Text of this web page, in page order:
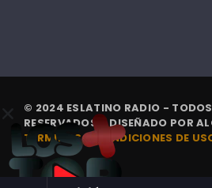
© 2024 ESLATINO RADIO - TODOS
RESERVADOS. | DISEÑADO POR
TÉRMINOS Y CONDICIONES DE